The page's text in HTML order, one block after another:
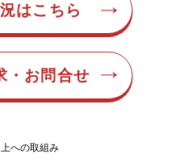
はこちら
・お問合せ
への取組み